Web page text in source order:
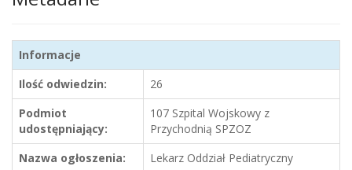
Informacje
Ilość odwiedzin:
26
Podmiot
udostępniający:
107 Szpital Wojskowy z
Przychodnią SPZOZ
Nazwa ogłoszenia:
Lekarz Oddział Pediatryczny